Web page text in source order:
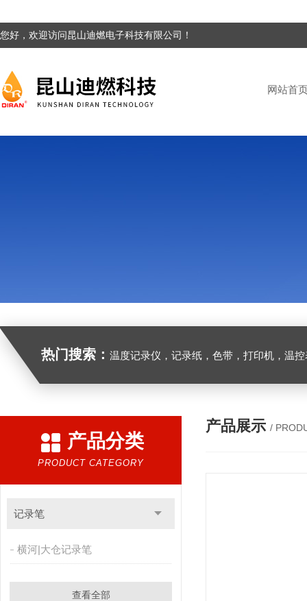
您好，欢迎访问昆山迪燃电子科技有限公司！
网站首
热门搜索： 温度记录仪，记录纸，色带，打印机，温控表
产品分类
PRODUCT CATEGORY
记录笔
横河|大仓记录笔
查看全部
产品展示 /